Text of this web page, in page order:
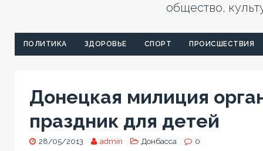
общество,
ПОЛИТИКА ЗДОРОВЬЕ СПОРТ ПРОИСШЕСТВИЯ
Донецкая милиция
праздник для детей
28/05/2013 admin Донбасса 0